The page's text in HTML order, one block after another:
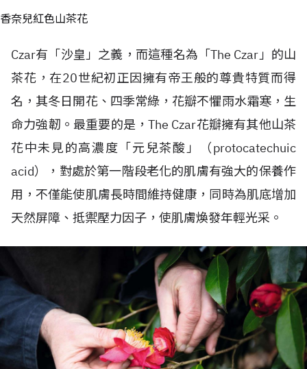
香奈兒紅色山茶花
Czar有「沙皇」之義，而這種名為「The Czar」的山
茶花，在20世紀初正因擁有帝王般的尊貴特質而得
名，其冬日開花、四季常綠，花瓣不懼雨水霜寒，生
命力強韌。最重要的是，The Czar花瓣擁有其他山茶
花中未見的高濃度「元兒茶酸」（protocatechuic
acid），對處於第一階段老化的肌膚有強大的保養作
用，不僅能使肌膚長時間維持健康，同時為肌底增加
天然屏障、抵禦壓力因子，使肌膚煥發年輕光采。